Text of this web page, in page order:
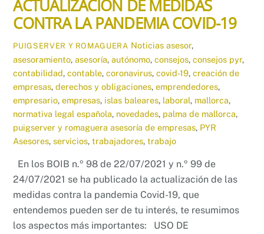
ACTUALIZACIÓN DE MEDIDAS
CONTRA LA PANDEMIA COVID-19
PUIGSERVER Y ROMAGUERA Noticias asesor,
asesoramiento,asesoría,autónomo,consejos,consejos pyr,
contabilidad,contable,coronavirus,covid-19,creación de
empresas,derechos y obligaciones,emprendedores,
empresario,empresas, islas baleares, laboral, mallorca,
normativa legal española, novedades, palma de mallorca,
puigserver y romaguera asesoría de empresas, PYR
Asesores,servicios,trabajadores,trabajo
En los BOIB n.º 98 de 22/07/2021 y n.º 99 de
24/07/2021 se ha publicado la actualización de las
medidas contra la pandemia Covid-19, que
entendemos pueden ser de tu interés, te resumimos
los aspectos más importantes: USO DE